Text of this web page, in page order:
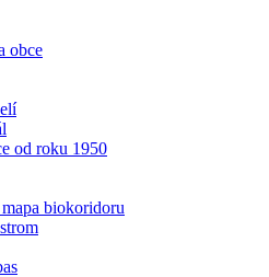
obce
od roku 1950
biokoridoru